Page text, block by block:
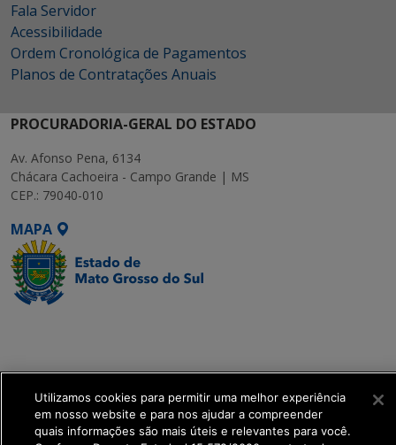
Fala Servidor
Acessibilidade
Ordem Cronológica de Pagamentos
Planos de Contratações Anuais
PROCURADORIA-GERAL DO ESTADO
Av. Afonso Pena, 6134
Chácara Cachoeira - Campo Grande | MS
CEP.: 79040-010
MAPA
Transformação Digital
get_footer();
Utilizamos cookies para permitir uma melhor experiência
em nosso website e para nos ajudar a compreender
quais informações são mais úteis e relevantes para você.